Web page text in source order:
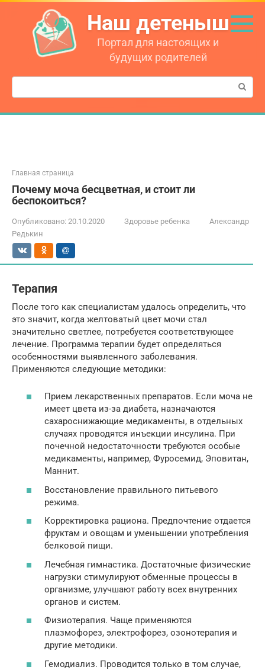
Перейти
контенту
Наш детеныш
Портал для настоящих и
будущих родителей
Поиск:
Главная страница
Почему моча бесцветная, и стоит ли
беспокоиться?
Опубликовано: 20.10.2020 Здоровье ребенка
Александр
Редькин
Терапия
После того как специалистам удалось определить, что
это значит, когда желтоватый цвет мочи стал
значительно светлее, потребуется соответствующее
лечение. Программа терапии будет определяться
особенностями выявленного заболевания.
Применяются следующие методики:
Прием лекарственных препаратов. Если моча не
имеет цвета из-за диабета, назначаются
сахароснижающие медикаменты, в отдельных
случаях проводятся инъекции инсулина. При
почечной недостаточности требуются особые
медикаменты, например, Фуросемид, Эповитан,
Маннит.
Восстановление правильного питьевого
режима.
Корректировка рациона. Предпочтение отдается
фруктам и овощам и уменьшении употребления
белковой пищи.
Лечебная гимнастика. Достаточные физические
нагрузки стимулируют обменные процессы в
организме, улучшают работу всех внутренних
органов и систем.
Физиотерапия. Чаще применяются
плазмофорез, электрофорез, озонотерапия и
другие методики.
Гемодиализ. Проводится только в том случае,